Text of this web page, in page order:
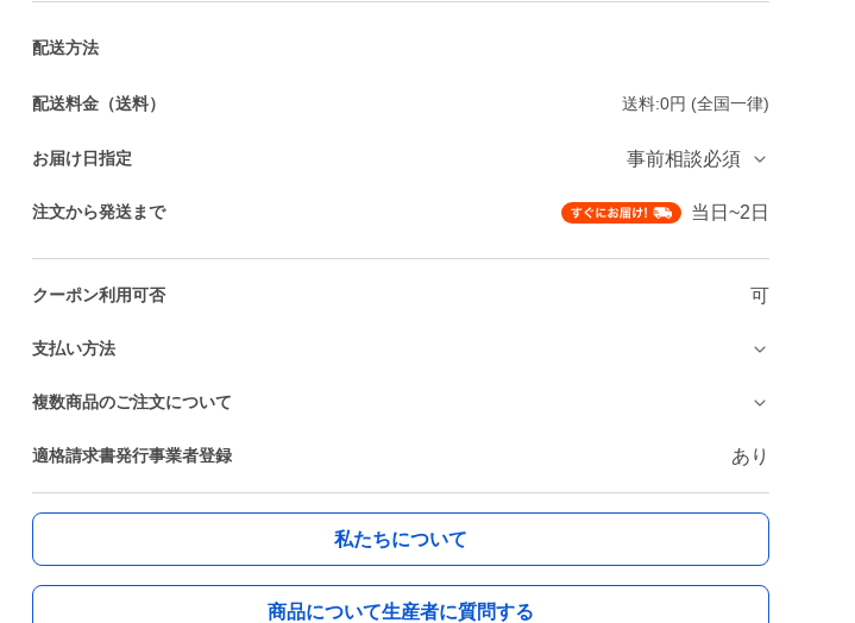
配送方法
配送料金（送料） 送料:0円 (全国一律)
お届け日指定 事前相談必須
注文から発送まで 当日~2日
クーポン利用可否 可
支払い方法
複数商品のご注文について
適格請求書発行事業者登録 あり
私たちについて
商品について生産者に質問する